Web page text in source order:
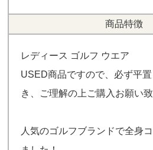
商品特徴
レディース ゴルフ ウエア
USED商品ですので、必ず平
き、ご理解の上ご購入お願い致
人気のゴルフブランドで全身